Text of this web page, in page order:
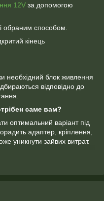
12V за допомогою
обраним способом.
кінець
необхідний блок живлення
відповідно до
саме вам?
оптимальний варіант під
адаптер, кріплення,
уникнути зайвих витрат.